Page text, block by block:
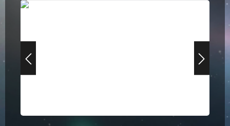
Bildergalerie überspringen